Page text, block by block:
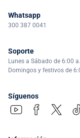
Whatsapp
300 387 0041
Soporte
Lunes a Sábado de 6:00
Domingos y festivos de
Síguenos